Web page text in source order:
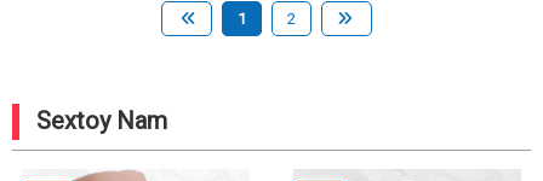
1 2
Sextoy Nam